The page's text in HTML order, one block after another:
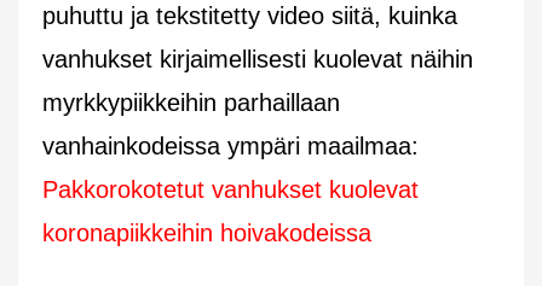
puhuttu ja tekstitetty video siitä, kuinka
vanhukset kirjaimellisesti kuolevat näihin
myrkkypiikkeihin parhaillaan
vanhainkodeissa ympäri maailmaa:
Pakkorokotetut vanhukset kuolevat
koronapiikkeihin hoivakodeissa